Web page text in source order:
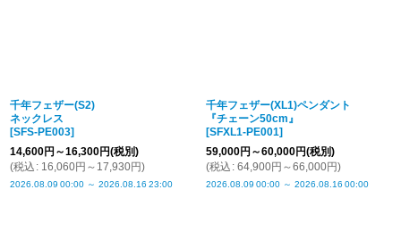
千年フェザー(S2)
ネックレス
[SFS-PE003]
14,600円 ～16,300円(税別)
(税込 : 16,060円 ～17,930円)
2026.08.09 00:00 ～ 2026.08.16 23:00
千年フェザー(XL1)ペンダント
『チェーン50cm』
[SFXL1-PE001]
59,000円 ～60,000円(税別)
(税込 : 64,900円 ～66,000円)
2026.08.09 00:00 ～ 2026.08.16 00:00